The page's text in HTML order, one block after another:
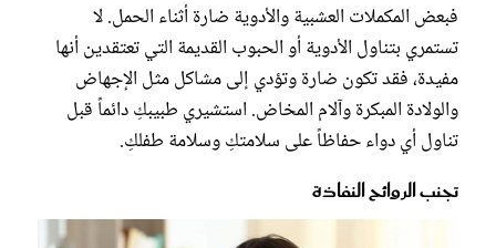
فبعض المكملات العشبية والأدوية ضارة أثناء الحمل. لا
تستمري بتناول الأدوية أو الحبوب القديمة التي تعتقدين أنها
مفيدة، فقد تكون ضارة وتؤدي إلى مشاكل مثل الإجهاض
والولادة المبكرة وآلام المخاض. استشيري طبيبكِ دائماً قبل
تناول أي دواء حفاظاً على سلامتكِ وسلامة طفلكِ.
تجنب الروائح النفاذة